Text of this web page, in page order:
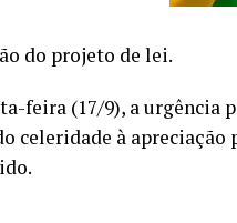
do projeto de lei.
feira (17/9), a urgência
celeridade à